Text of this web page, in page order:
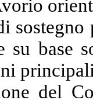
su base
del